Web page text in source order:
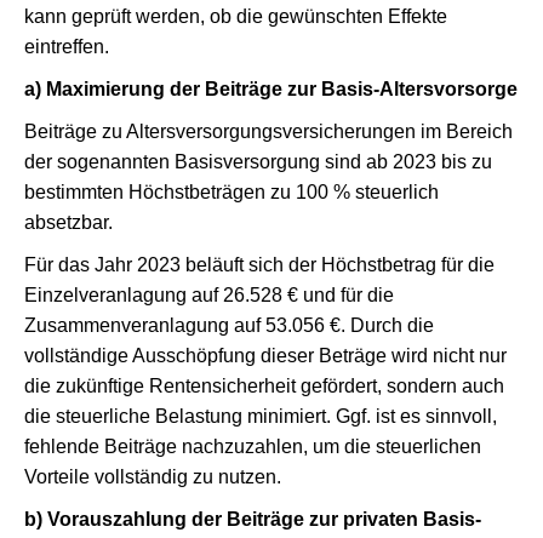
kann geprüft werden, ob die gewünschten Effekte
eintreffen.
a) Maximierung der Beiträge zur Basis-Altersvorsorge
Beiträge zu Altersversorgungsversicherungen im Bereich
der sogenannten Basisversorgung sind ab 2023 bis zu
bestimmten Höchstbeträgen zu 100 % steuerlich
absetzbar.
Für das Jahr 2023 beläuft sich der Höchstbetrag für die
Einzelveranlagung auf 26.528 € und für die
Zusammenveranlagung auf 53.056 €. Durch die
vollständige Ausschöpfung dieser Beträge wird nicht nur
die zukünftige Rentensicherheit gefördert, sondern auch
die steuerliche Belastung minimiert. Ggf. ist es sinnvoll,
fehlende Beiträge nachzuzahlen, um die steuerlichen
Vorteile vollständig zu nutzen.
b) Vorauszahlung der Beiträge zur privaten Basis-